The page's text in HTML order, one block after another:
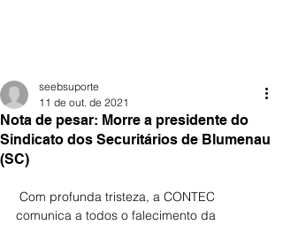
Nota de pesar: Morre a presidente do
Sindicato dos Securitários de Blumenau
(SC)
seebsuporte
11 de out. de 2021
comunica a todos o falecimento da